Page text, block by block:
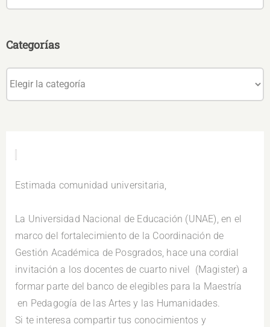
Estimada comunidad universitaria,
La Universidad Nacional de Educación (UNAE), en el
marco del fortalecimiento de la Coordinación de
Gestión Académica de Posgrados, hace una cordial
invitación a los docentes de cuarto nivel (Magister) a
formar parte del banco de elegibles para la Maestría
en Pedagogía de las Artes y las Humanidades.
Si te interesa compartir tus conocimientos y
Categorías